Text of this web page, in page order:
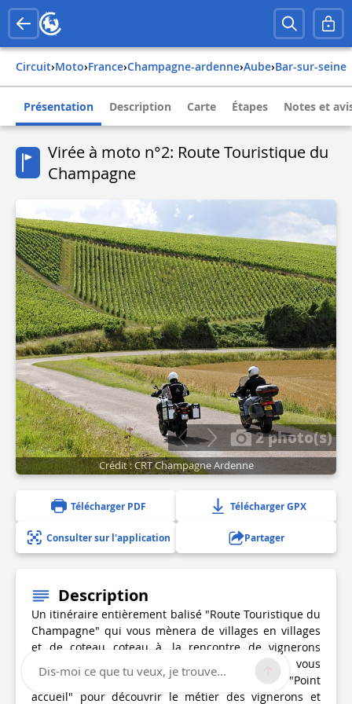
Circuit› Moto› france› champagne-ardenne› aube› bar-sur-seine
Présentation Description Carte Étapes Notes et
Virée à moto n°2: Route Touristique du
Champagne
2 photo(s)
Crédit : CRT Champagne Ardenne
Télécharger PDF Télécharger GPX
Consulter sur l'application Partager
Description
Un itinéraire entièrement balisé "Route Touristique du
Champagne" qui vous mènera de villages en villages
et de coteau coteau à ,la rencontre de vignerons
passionnés et passionnant. n'hésitez pas à vous
arrêter dans l'une des 36 caves labellisées "Point
accueil" pour découvrir le métier des vignerons et
Dis-moi ce que tu veux, je trouve...